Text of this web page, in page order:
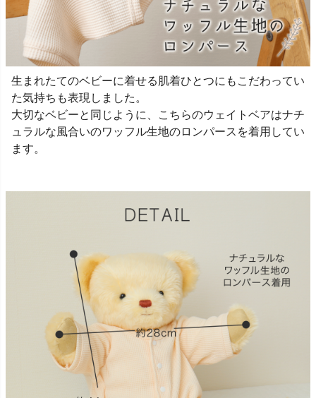
生まれたてのベビーに着せる肌着ひとつにもこだわってい
た気持ちも表現しました。
大切なベビーと同じように、こちらのウェイトベアはナチ
ュラルな風合いのワッフル生地のロンパースを着用してい
ます。